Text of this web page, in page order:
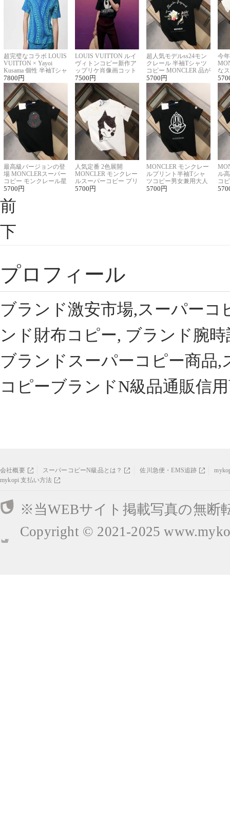
超完璧なコラボ LOUIS
VUITTON × Yayoi
Kusama 個性 半袖Tシャ
ツコピー男女兼用
7800 円
LOUIS VUITTON ルイ
ヴィトンコピー新作ア
ップリケ肖像画コット
ンニット半袖Tシャツ
7500 円
超人気モデルss24モン
クレール 半袖Tシャツ
コピー MONCLER 品が
良く見た目
5700 円
今
な
ル
最高級バージョンの登
場 MONCLERスーパー
コピー モンクレール星
座半袖Tシャツ
5700 円
人気定番 2色展開
MONCLER モンクレー
ルスーパーコピー プリ
ント半袖Tシャツ
5700 円
MONCLER モンクレー
ルプリント半袖Tシャ
ツコピー男女兼用大人
可愛い春夏コーデ
5700 円
ル
コ
ィ
前
下
プロフィール
ブランド激安市場,スーパー
ンド財布コピー, ブランド腕
ブランドスーパーコピー商品
コピーブランドN級品通販信
会社概要 スーパーコピーN級品とは？ 佐川急便・EMS追跡
mykopi 支払い方法
※当WEBサイト掲載写真の無断
Copyright © 2021-2025